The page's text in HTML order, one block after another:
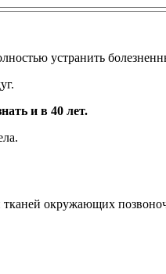
устранить
и в 40 лет.
окружающих